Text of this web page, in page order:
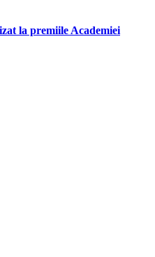
la premiile Academiei